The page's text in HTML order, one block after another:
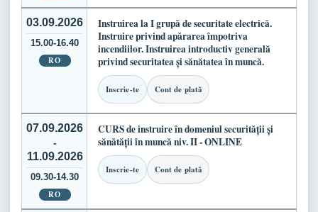
03.09.2026
15.00-16.40
RO
Instruirea la I grupă de securitate electrică.
Instruire privind apărarea împotriva
incendiilor. Instruirea introductiv generală
privind securitatea și sănătatea în muncă.
Inscrie-te Cont de plată
07.09.2026
-
11.09.2026
09.30-14.30
RO
CURS de instruire în domeniul securității și
sănătății în muncă niv. II - ONLINE
Inscrie-te Cont de plată